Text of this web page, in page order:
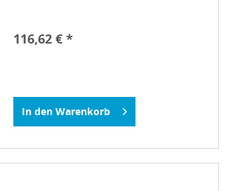
116,62 € *
In den Warenkorb